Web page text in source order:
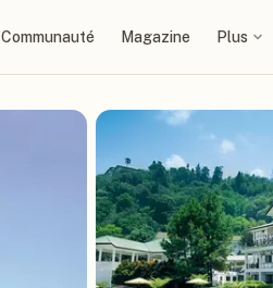
Communauté Magazine Plus